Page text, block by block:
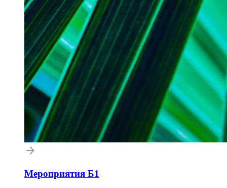
Мероприятия Б1